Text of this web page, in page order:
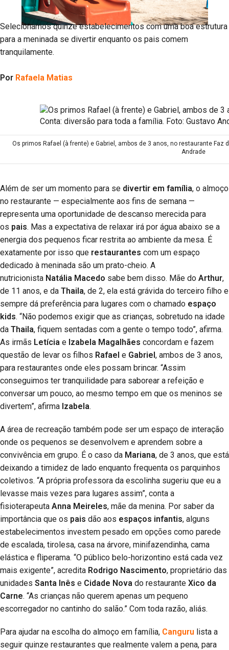
Selecionamos quinze estabelecimentos com uma boa estrutura
para a meninada se divertir enquanto os pais comem
tranquilamente.
Por Rafaela Matias
Os primos Rafael (à frente) e Gabriel, ambos de 3 anos, no restaurante Faz
Andrade
Além de ser um momento para se divertir em família, o almoço
no restaurante — especialmente aos fins de semana —
representa uma oportunidade de descanso merecida para
os pais. Mas a expectativa de relaxar irá por água abaixo se a
energia dos pequenos ficar restrita ao ambiente da mesa. É
exatamente por isso que restaurantes com um espaço
dedicado à meninada são um prato-cheio. A
nutricionista Natália Macedo sabe bem disso. Mãe do Arthur,
de 11 anos, e da Thaila, de 2, ela está grávida do terceiro filho e
sempre dá preferência para lugares com o chamado espaço
kids. “Não podemos exigir que as crianças, sobretudo na idade
da Thaila, fiquem sentadas com a gente o tempo todo”, afirma.
As irmãs Letícia e Izabela Magalhães concordam e fazem
questão de levar os filhos Rafael e Gabriel, ambos de 3 anos,
para restaurantes onde eles possam brincar. “Assim
conseguimos ter tranquilidade para saborear a refeição e
conversar um pouco, ao mesmo tempo em que os meninos se
divertem”, afirma Izabela.
A área de recreação também pode ser um espaço de interação
onde os pequenos se desenvolvem e aprendem sobre a
convivência em grupo. É o caso da Mariana, de 3 anos, que está
deixando a timidez de lado enquanto frequenta os parquinhos
coletivos. “A própria professora da escolinha sugeriu que eu a
levasse mais vezes para lugares assim”, conta a
fisioterapeuta Anna Meireles, mãe da menina. Por saber da
importância que os pais dão aos espaços infantis, alguns
estabelecimentos investem pesado em opções como parede
de escalada, tirolesa, casa na árvore, minifazendinha, cama
elástica e fliperama. “O público belo-horizontino está cada vez
mais exigente”, acredita Rodrigo Nascimento, proprietário das
unidades Santa Inês e Cidade Nova do restaurante Xico da
Carne. “As crianças não querem apenas um pequeno
escorregador no cantinho do salão.” Com toda razão, aliás.
Para ajudar na escolha do almoço em família, Canguru lista a
seguir quinze restaurantes que realmente valem a pena, para